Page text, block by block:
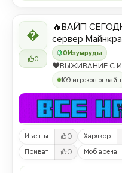

0
0Изумруды
🔥ВАЙП
сервер
❤️ВЫЖИВАНИЕ С
109 игроков онлайн
Ивенты 0 Хардкор
Приват 0 Моб арена